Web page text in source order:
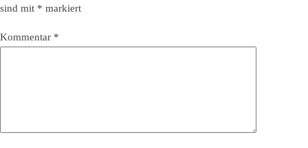
sind mit * markiert
Kommentar *